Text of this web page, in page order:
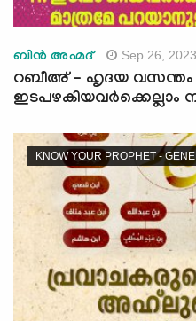
ബിന്‍ അഹ്മദ് Sep 26, 2023
റബീഅ് - ഹൃദയ വസന്തം
ഇടപഴകിയവര്‍ക്കെല്ലാം
KNOW YOUR PROPHET -